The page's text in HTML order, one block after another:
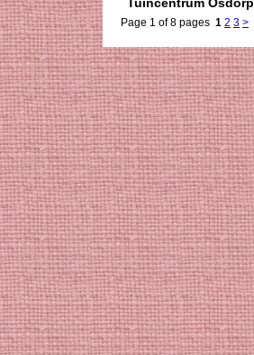
Page 1 of 8 pages 1 2 3 >